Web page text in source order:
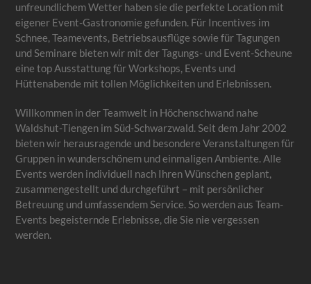
unfreundlichem Wetter haben sie die perfekte Location mit
eigener Event-Gastronomie gefunden. Für Incentives im
Schnee, Teamevents, Betriebsausflüge sowie für Tagungen
und Seminare bieten wir mit der Tagungs- und Event-Scheune
eine top Ausstattung für Workshops, Events und
Hüttenabende mit tollen Möglichkeiten und Erlebnissen.
Willkommen in der Teamwelt in Höchenschwand nahe
Waldshut-Tiengen im Süd-Schwarzwald. Seit dem Jahr 2002
bieten wir herausragende und besondere Veranstaltungen für
Gruppen in wunderschönem und einmaligen Ambiente. Alle
Events werden individuell nach Ihren Wünschen geplant,
zusammengestellt und durchgeführt – mit persönlicher
Betreuung und umfassendem Service. So werden aus Team-
Events begeisternde Erlebnisse, die Sie nie vergessen
werden.